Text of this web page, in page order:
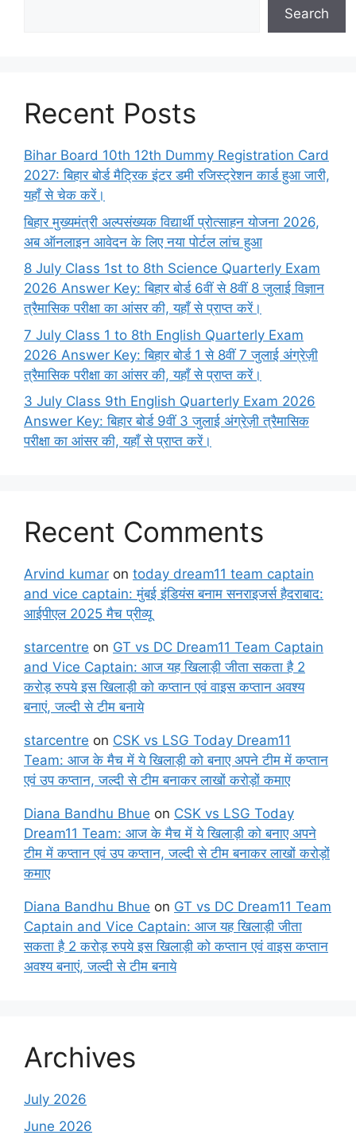
Search
Recent Posts
Bihar Board 10th 12th Dummy Registration Card
2027: बिहार बोर्ड मैट्रिक इंटर डमी रजिस्ट्रेशन कार्ड हुआ जारी,
यहाँ से चेक करें।
बिहार मुख्यमंत्री अल्पसंख्यक विद्यार्थी प्रोत्साहन योजना 2026,
अब ऑनलाइन आवेदन के लिए नया पोर्टल लांच हुआ
8 July Class 1st to 8th Science Quarterly Exam
2026 Answer Key: बिहार बोर्ड 6वीं से 8वीं 8 जुलाई विज्ञान
त्रैमासिक परीक्षा का आंसर की, यहाँ से प्राप्त करें।
7 July Class 1 to 8th English Quarterly Exam
2026 Answer Key: बिहार बोर्ड 1 से 8वीं 7 जुलाई अंग्रेज़ी
त्रैमासिक परीक्षा का आंसर की, यहाँ से प्राप्त करें।
3 July Class 9th English Quarterly Exam 2026
Answer Key: बिहार बोर्ड 9वीं 3 जुलाई अंग्रेज़ी त्रैमासिक
परीक्षा का आंसर की, यहाँ से प्राप्त करें।
Recent Comments
Arvind kumar on today dream11 team captain
and vice captain: मुंबई इंडियंस बनाम सनराइजर्स हैदराबाद:
आईपीएल 2025 मैच प्रीव्यू
starcentre on GT vs DC Dream11 Team Captain
and Vice Captain: आज यह खिलाड़ी जीता सकता है 2
करोड़ रुपये इस खिलाड़ी को कप्तान एवं वाइस कप्तान अवश्य
बनाएं, जल्दी से टीम बनाये
starcentre on CSK vs LSG Today Dream11
Team: आज के मैच में ये खिलाड़ी को बनाए अपने टीम में कप्तान
एवं उप कप्तान, जल्दी से टीम बनाकर लाखों करोड़ों कमाए
Diana Bandhu Bhue on CSK vs LSG Today
Dream11 Team: आज के मैच में ये खिलाड़ी को बनाए अपने
टीम में कप्तान एवं उप कप्तान, जल्दी से टीम बनाकर लाखों करोड़ों
कमाए
Diana Bandhu Bhue on GT vs DC Dream11 Team
Captain and Vice Captain: आज यह खिलाड़ी जीता
सकता है 2 करोड़ रुपये इस खिलाड़ी को कप्तान एवं वाइस कप्तान
अवश्य बनाएं, जल्दी से टीम बनाये
Archives
July 2026
June 2026